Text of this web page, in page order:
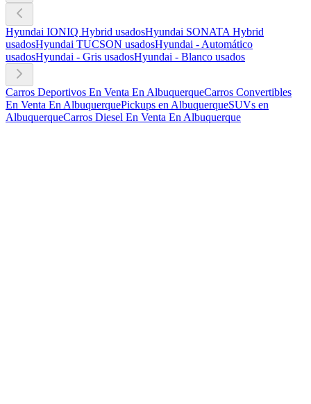
Hyundai IONIQ Hybrid usadosHyundai SONATA Hybrid
usadosHyundai TUCSON usadosHyundai - Automático
usadosHyundai - Gris usadosHyundai - Blanco usados
Carros Deportivos En Venta En AlbuquerqueCarros Convertibles
En Venta En AlbuquerquePickups en AlbuquerqueSUVs en
AlbuquerqueCarros Diesel En Venta En Albuquerque